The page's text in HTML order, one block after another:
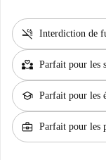
smoke_free Interdiction de
partner_heart Parfait pour les
school Parfait pour les
business_center Parfait pour les